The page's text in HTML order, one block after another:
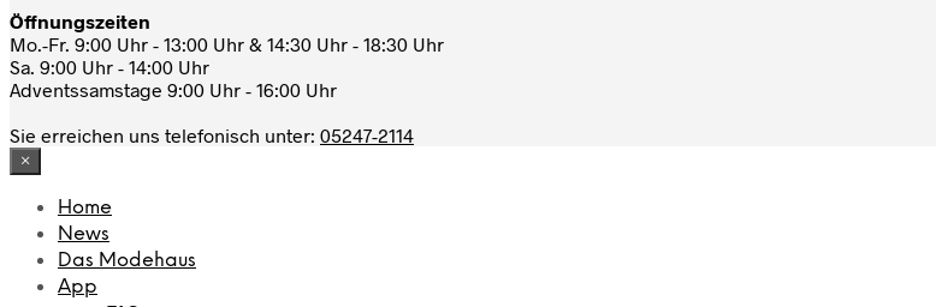
Öffnungszeiten
Mo.-Fr. 9:00 Uhr - 13:00 Uhr & 14:30 Uhr - 18:30 Uhr
Sa. 9:00 Uhr - 14:00 Uhr
Adventssamstage 9:00 Uhr - 16:00 Uhr
Sie erreichen uns telefonisch unter: 05247-2114
×
Home
News
Das Modehaus
App